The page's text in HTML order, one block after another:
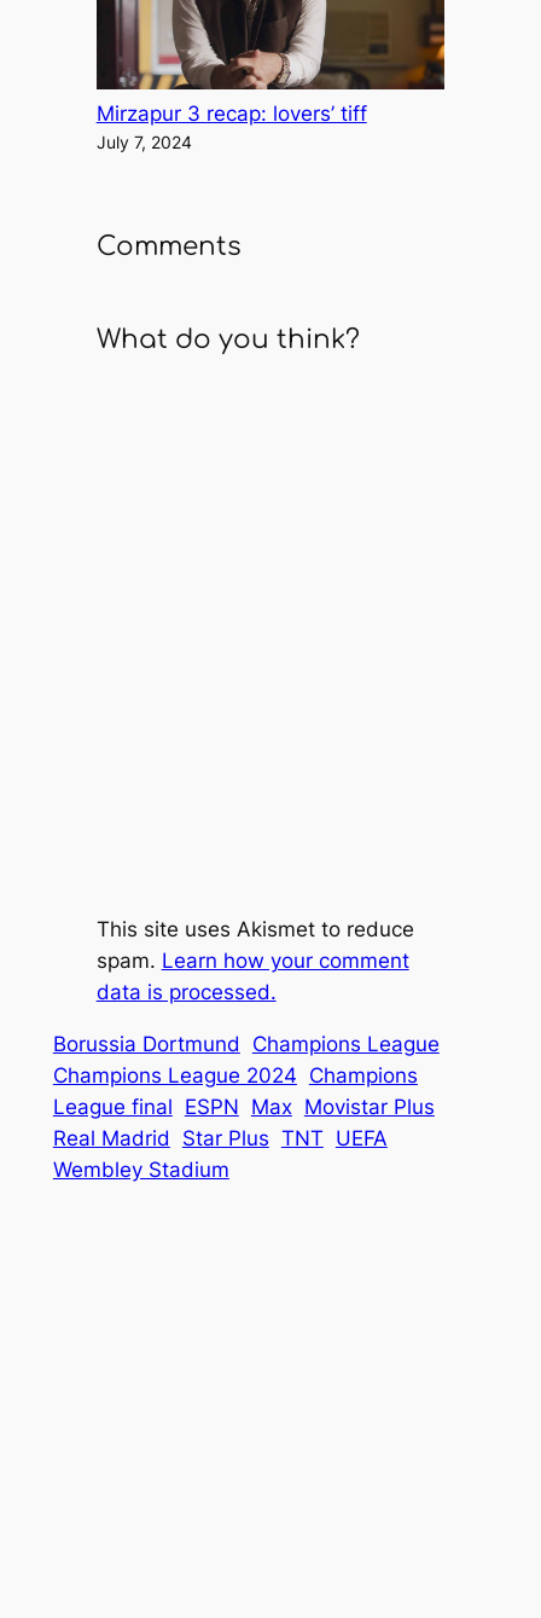
Mirzapur 3 recap: lovers’ tiff
July 7, 2024
Comments
What do you think?
This site uses Akismet to reduce
spam. Learn how your comment
data is processed.
Borussia Dortmund
Champions League
Champions League 2024 Champions
League final ESPN Max Movistar Plus
Real Madrid
Star Plus TNT UEFA
Wembley Stadium